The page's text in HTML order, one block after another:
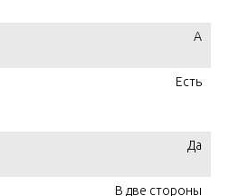
А
Есть
Да
В две стороны